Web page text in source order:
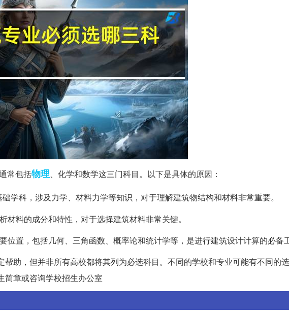
常包括物理、化学和数学这三门科目。以下是具体的原因：
学科，涉及力学、材料力学等知识，对于理解建筑物结构和材料非常重要。
材料的成分和特性，对于选择建筑材料非常关键。
位置，包括几何、三角函数、概率论和统计学等，是进行建筑设计计算的必备工
帮助，但并非所有高校都将其列为必选科目。不同的学校和专业可能有不同的
简章或咨询学校招生办公室